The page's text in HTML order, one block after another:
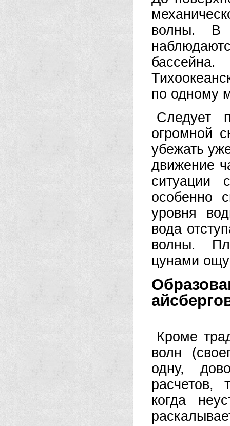
волны. В
по одному
Следует
огромной
убежать
движение
ситуации
особенно
уровня
вода
волны.
цунами
Кроме
волн
одну,
расчетов,
когда